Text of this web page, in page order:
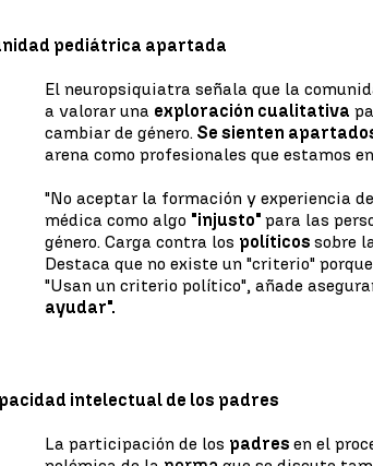
pediátrica apartada
El neuropsiquiatra señala que la
a valorar una exploración cualitativa
cambiar de género. Se sienten
arena como profesionales que estamos
"No aceptar la formación y experiencia
médica como algo "injusto"para las
género. Carga contra los políticossobre
Destaca que no existe un "criterio"
"Usan un criterio político", añade
ayudar".
intelectual de los padres
La participación de los padresen el